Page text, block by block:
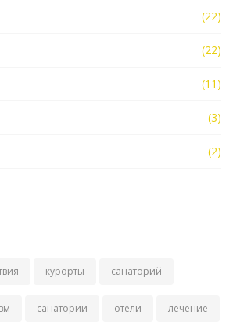
(22)
(22)
(11)
(3)
(2)
курорты санаторий
санатории отели лечение